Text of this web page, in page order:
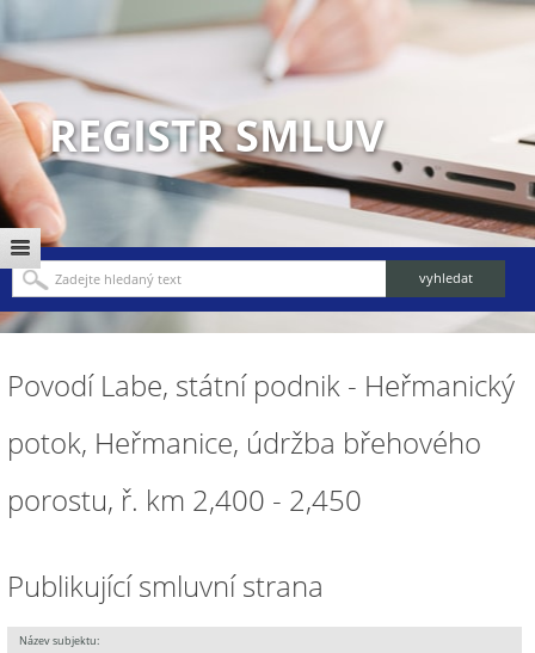
REGISTR SMLUV
Povodí Labe, státní podnik - Heřmanický
potok, Heřmanice, údržba břehového
porostu, ř. km 2,400 - 2,450
Publikující smluvní strana
Název subjektu: